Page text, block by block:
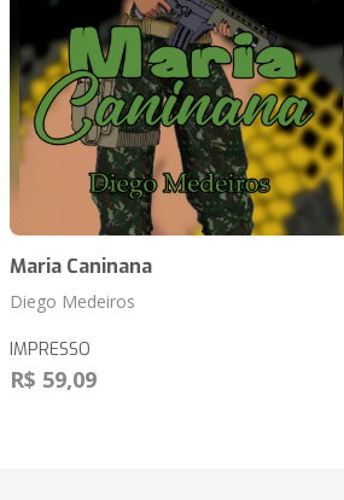
Maria Caninana
Diego Medeiros
IMPRESSO
R$ 59,09